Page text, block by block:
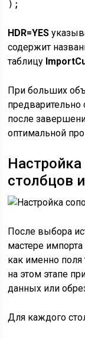
HDR=YES
содержит
таблицу
При больших
предварительно
после
оптимальной
столбцов
После выбора
мастере
как именно
на этом этапе
данных или
Для каждого